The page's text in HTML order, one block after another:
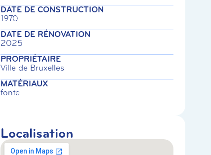
DATE DE CONSTRUCTION
1970
DATE DE RÉNOVATION
2025
PROPRIÉTAIRE
Ville de Bruxelles
MATÉRIAUX
fonte
Localisation